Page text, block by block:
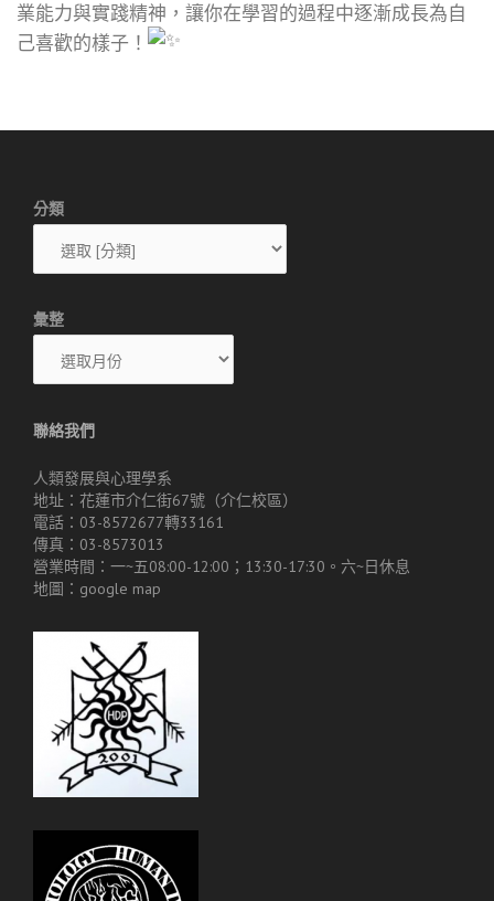
業能力與實踐精神，讓你在學習的過程中逐漸成長為自
己喜歡的樣子！
分類
彙整
聯絡我們
人類發展與心理學系
地址：花蓮市介仁街67號（介仁校區）
電話：03-8572677轉33161
傳真：03-8573013
營業時間：一~五08:00-12:00；13:30-17:30。六~日休息
地圖： google map